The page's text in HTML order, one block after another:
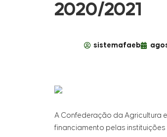
2020/2021
sistemafaeb
A Confederação da Agricultura
financiamento pelas